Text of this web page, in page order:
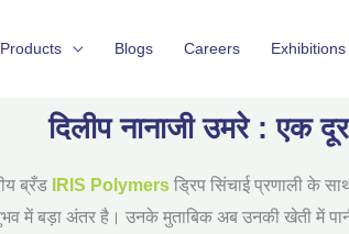
Products Blogs Careers Exhibitions
दिलीप नानाजी उमरे : एक
ब्रँड IRIS Polymers ड्रिप सिंचाई प्रणाली के
बड़ा अंतर है। उनके मुताबिक अब उनकी खेती में